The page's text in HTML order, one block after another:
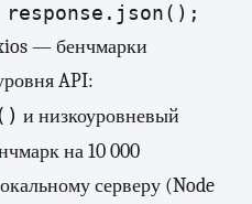
— бенчмарки
API:
и низкоуровневый
на 10 000
серверу (Node